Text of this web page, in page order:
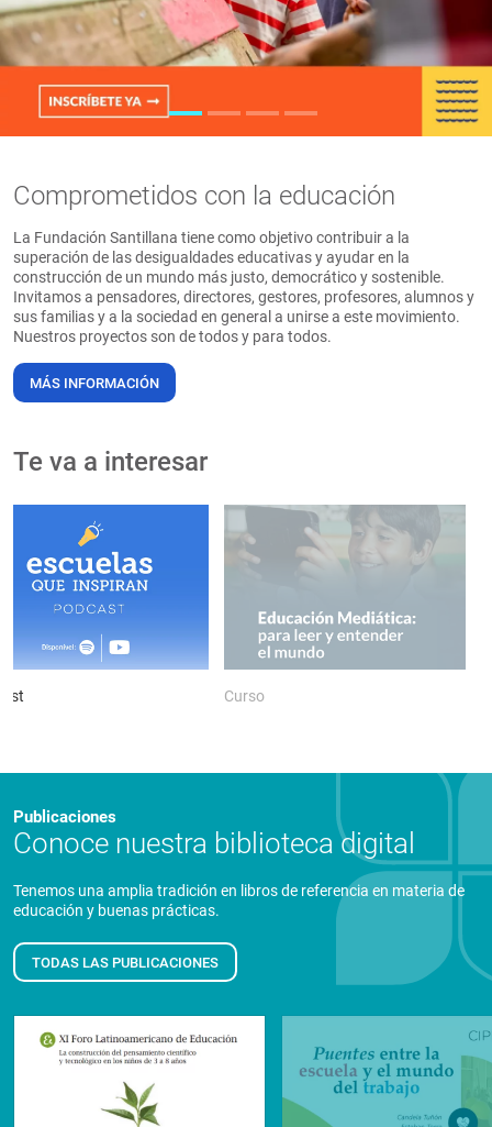
PT
Comprometidos con la educación
La Fundación Santillana tiene como objetivo contribuir a la
superación de las desigualdades educativas y ayudar en la
construcción de un mundo más justo, democrático y sostenible.
Invitamos a pensadores, directores, gestores, profesores, alumnos y
sus familias y a la sociedad en general a unirse a este movimiento.
Nuestros proyectos son de todos y para todos.
MÁS INFORMACIÓN
Te va a interesar
Curso
Publicaciones
Conoce nuestra biblioteca digital
Tenemos una amplia tradición en libros de referencia en materia de
educación y buenas prácticas.
TODAS LAS PUBLICACIONES